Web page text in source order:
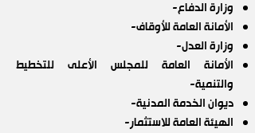
وزارة الدفاع-
الأمانة العامة للأوقاف-
وزارة العدل-
الأمانة العامة للمجلس الأعلى للتخطيط
والتنمية-
ديوان الخدمة المدنية-
الهيئة العامة للاستثمار-